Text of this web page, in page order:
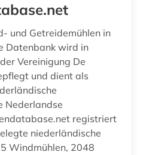
und Getreidemühlen in
Datenbank wird in
Vereinigung De
und dient als
Nederlandse
registriert
niederländische
Windmühlen, 2048